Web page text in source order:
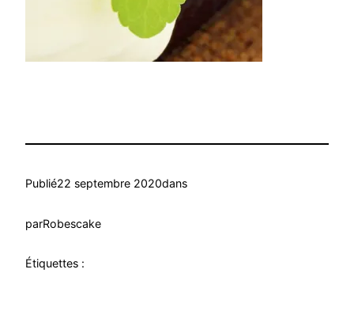
Publié22 septembre 2020dans
parRobescake
Étiquettes :